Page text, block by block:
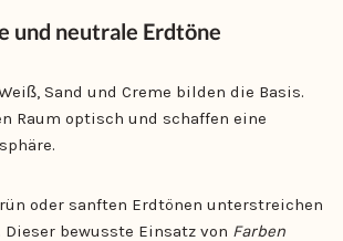
und neutrale Erdtöne
Sand und Creme bilden die Basis.
Raum optisch und schaffen eine
oder sanften Erdtönen unterstreichen
Dieser bewusste Einsatz von Farben